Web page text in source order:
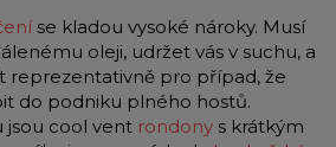
se kladou vysoké nároky. Musí
oleji, udržet vás v suchu, a
reprezentativně pro případ, že
do podniku plného hostů.
jsou cool vent rondony s krátkým